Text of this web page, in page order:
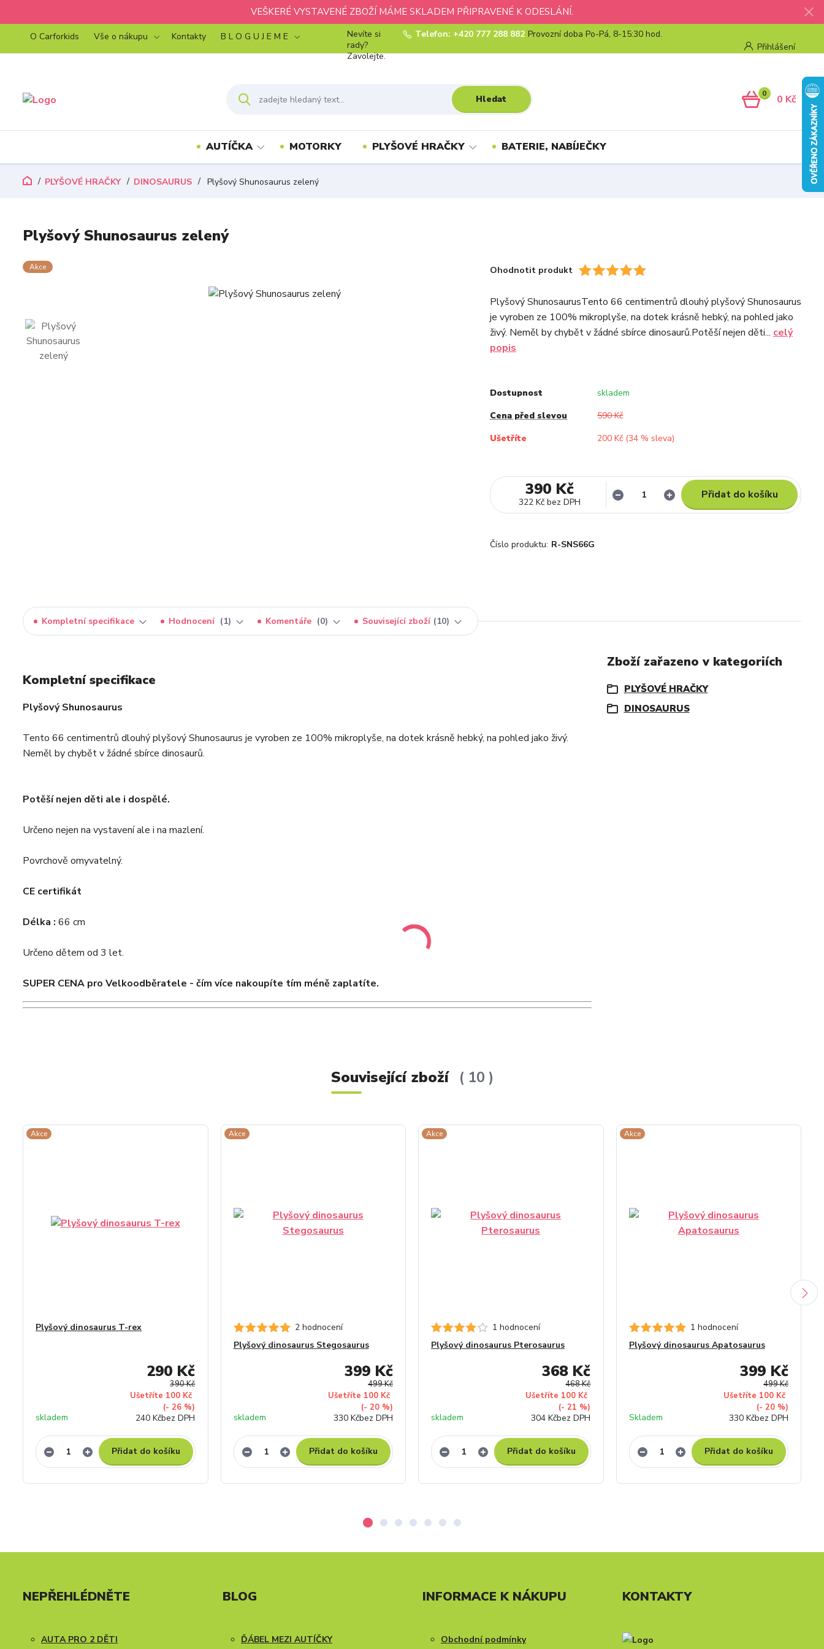
VEŠKERÉ VYSTAVENÉ ZBOŽÍ MÁME SKLADEM PŘIPRAVENÉ K ODESLÁNÍ.
O Carforkids Vše o nákupu Kontakty
B L O G U J E M E
Přihlášení
Hledat
Nevíte si
rady?
Zavolejte.
Telefon: +420 777 288 882 Provozní doba Po-Pá, 8-15:30 hod.
0 0 Kč
AUTÍČKA MOTORKY PLYŠOVÉ HRAČKY BATERIE, NABÍJEČKY
PLYŠOVÉ HRAČKY DINOSAURUS Plyšový Shunosaurus zelený
Plyšový Shunosaurus zelený
Akce Ohodnotit produkt
Plyšový ShunosaurusTento 66 centimentrů dlouhý plyšový Shunosaurus
je vyroben ze 100% mikroplyše, na dotek krásně hebký, na pohled jako
živý. Neměl by chybět v žádné sbírce dinosaurů.Potěší nejen děti... celý
popis
Dostupnost
skladem
Cena před slevou
590 Kč
Ušetříte
200 Kč (34 % sleva)
390 Kč
322 Kč bez DPH
Přidat do košíku
Číslo produktu: R-SNS66G
Kompletní specifikace Hodnocení 1 Komentáře 0 Související zboží 10
Kompletní specifikace
Plyšový Shunosaurus
Tento 66 centimentrů dlouhý plyšový Shunosaurus je vyroben ze 100% mikroplyše, na dotek krásně hebký, na pohled jako živý.
Neměl by chybět v žádné sbírce dinosaurů.
Potěší nejen děti ale i dospělé.
Určeno nejen na vystavení ale i na mazlení.
Povrchově omyvatelný.
CE certifikát
Délka : 66 cm
Určeno dětem od 3 let.
SUPER CENA pro Velkoodběratele - čím více nakoupíte tím méně zaplatíte.
Zboží zařazeno v kategoriích
PLYŠOVÉ HRAČKY
DINOSAURUS
Související zboží 10
Akce
Plyšový dinosaurus T-rex
390 Kč
Ušetříte 100 Kč
(- 26 %)
290 Kč
240 Kčbez DPH
skladem
Přidat do košíku
Akce
2 hodnocení
Plyšový dinosaurus Stegosaurus
499 Kč
Ušetříte 100 Kč
(- 20 %)
399 Kč
330 Kčbez DPH
skladem
Přidat do košíku
Akce
1 hodnocení
Plyšový dinosaurus Pterosaurus
468 Kč
Ušetříte 100 Kč
(- 21 %)
368 Kč
304 Kčbez DPH
skladem
Přidat do košíku
Akce
1 hodnocení
Plyšový dinosaurus Apatosaurus
499 Kč
Ušetříte 100 Kč
(- 20 %)
399 Kč
330 Kčbez DPH
Skladem
Přidat do košíku
NEPŘEHLÉDNĚTE
AUTA PRO 2 DĚTI
BLOG
ĎÁBEL MEZI AUTÍČKY
INFORMACE K NÁKUPU
Obchodní podmínky
KONTAKTY